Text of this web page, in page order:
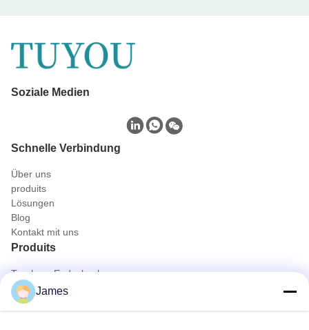
Soziale Medien
Schnelle Verbindung
Über uns
produits
Lösungen
Blog
Kontakt mit uns
Produits
Tragbare Endoskopkamera
Medizinische Endoscope-Kamera
Kamera-System des Endoscope-4K
James